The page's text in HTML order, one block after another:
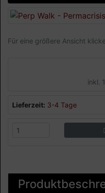
Für eine größere Ansicht
inkl.
Lieferzeit: 3-4 Tage